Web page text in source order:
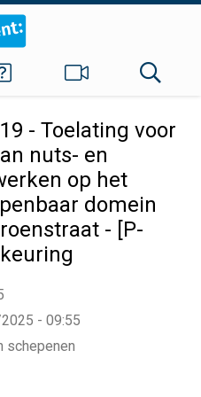
- Toelating voor
nuts- en
op het
domein
- [P-
- 09:55
schepenen